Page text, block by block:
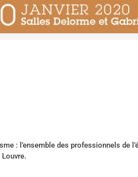
: l’ensemble des professionnels de